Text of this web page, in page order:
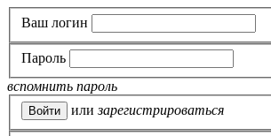
Ваш логин
Пароль
вспомнить пароль
или зарегистрироваться